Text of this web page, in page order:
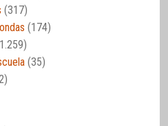
(317)
(174)
(35)